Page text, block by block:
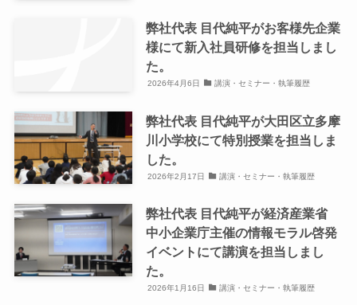
弊社代表 目代純平がお客様先企業
様にて新入社員研修を担当しまし
た。
2026年4月6日 講演・セミナー・執筆履歴
弊社代表 目代純平が大田区立多摩
川小学校にて特別授業を担当しま
した。
2026年2月17日 講演・セミナー・執筆履歴
弊社代表 目代純平が経済産業省
中小企業庁主催の情報モラル啓発
イベントにて講演を担当しまし
た。
2026年1月16日 講演・セミナー・執筆履歴